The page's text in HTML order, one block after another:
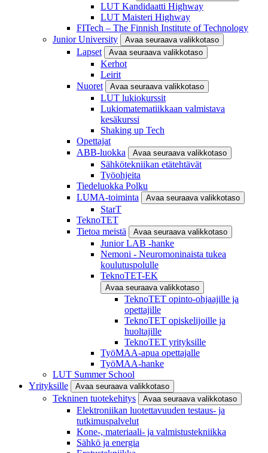
LUT Kandidaatti Highway
LUT Maisteri Highway
FITech – The Finnish Institute of Technology
Junior University
Avaa seuraava valikkotaso
Lapset Avaa seuraava valikkotaso
Kerhot
Leirit
Nuoret
Avaa seuraava valikkotaso
LUT lukiokurssit
Lukiomatematiikkaan valmistava
kesäkurssi
Shaking up Tech
Opettajat
ABB-luokka
Avaa seuraava valikkotaso
Sähkötekniikan etätehtävät
Työohjeita
Tiedeluokka Polku
LUMA-toiminta
Avaa seuraava valikkotaso
StarT
TeknoTET
Tietoa meistä
Avaa seuraava valikkotaso
Junior LAB -hanke
Nemoni - Neuromoninaista tukea
koulutuspolulle
TeknoTET-EK
Avaa seuraava valikkotaso
TeknoTET opinto-ohjaajille ja
opettajille
TeknoTET opiskelijoille ja
huoltajille
TeknoTET yrityksille
TyöMAA-apua opettajalle
TyöMAA-hanke
LUT Summer School
Yrityksille
Avaa seuraava valikkotaso
Tekninen tuotekehitys Avaa seuraava valikkotaso
Elektroniikan luotettavuuden testaus- ja
tutkimuspalvelut
Kone-, materiaali- ja valmistustekniikka
Sähkö ja energia